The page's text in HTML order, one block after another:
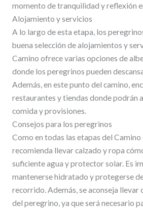
momento de tranquilidad y reflexión
Alojamiento y servicios
A lo largo de esta etapa, los
buena selección de alojamientos y
Camino ofrece varias opciones de
donde los peregrinos pueden
Además, en este punto del camino,
restaurantes y tiendas donde podrán
comida y provisiones.
Consejos para los peregrinos
Como en todas las etapas del Camino
recomienda llevar calzado y ropa
suficiente agua y protector solar. Es
mantenerse hidratado y protegerse
recorrido. Además, se aconseja llevar
del peregrino, ya que será necesario